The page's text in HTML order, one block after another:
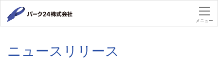
パーク２
メニュー
ニュースリリース